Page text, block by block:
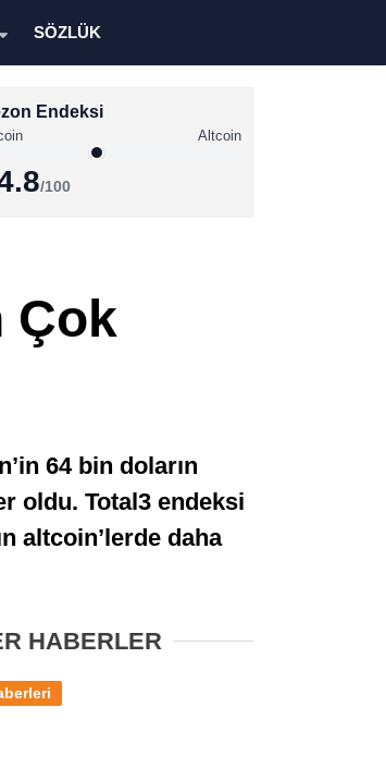
Stablecoin Haberleri
SÖZLÜK
Endeksi
Altcoin
/100
Çok
64 bin doların
oldu. Total3 endeksi
altcoin’lerde daha
HABERLER